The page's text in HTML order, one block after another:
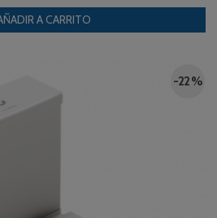
A CARRITO
-22 %